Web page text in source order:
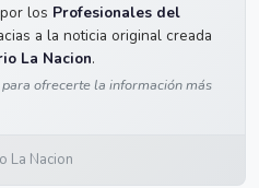
los Profesionales del
a la noticia original creada
La Nacion.
ofrecerte la información más
La Nacion